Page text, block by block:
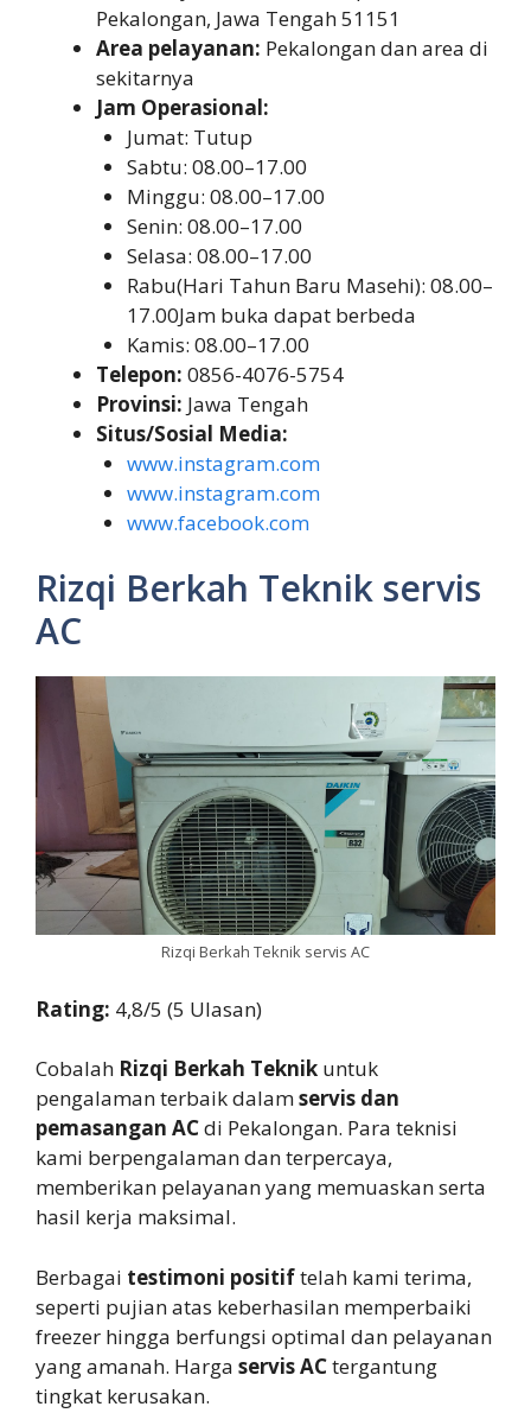
Pekalongan, Jawa Tengah 51151
Area pelayanan: Pekalongan dan area di
sekitarnya
Jam Operasional:
Jumat: Tutup
Sabtu: 08.00–17.00
Minggu: 08.00–17.00
Senin: 08.00–17.00
Selasa: 08.00–17.00
Rabu(Hari Tahun Baru Masehi): 08.00–
17.00Jam buka dapat berbeda
Kamis: 08.00–17.00
Telepon: 0856-4076-5754
Provinsi: Jawa Tengah
Situs/Sosial Media:
www.instagram.com
www.instagram.com
www.facebook.com
Rizqi Berkah Teknik servis
AC
Rizqi Berkah Teknik servis AC
Rating: 4,8/5 (5 Ulasan)
Cobalah Rizqi Berkah Teknik untuk
pengalaman terbaik dalamservis dan
pemasangan ACdi Pekalongan. Para teknisi
kami berpengalaman dan terpercaya,
memberikan pelayanan yang memuaskan serta
hasil kerja maksimal.
Berbagai testimoni positiftelah kami terima,
seperti pujian atas keberhasilan memperbaiki
freezer hingga berfungsi optimal dan pelayanan
yang amanah. Harga servis ACtergantung
tingkat kerusakan.